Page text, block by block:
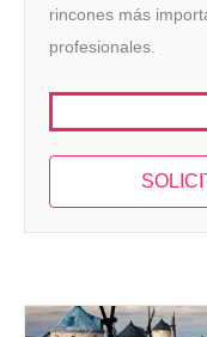
rincones más
profesionales.